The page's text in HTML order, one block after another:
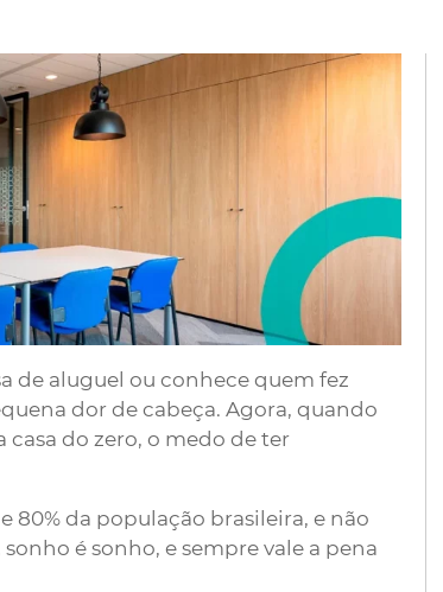
de aluguel ou conhece quem fez
dor de cabeça. Agora, quando
casa do zero, o medo de ter
80% da população brasileira, e não
é sonho, e sempre vale a pena